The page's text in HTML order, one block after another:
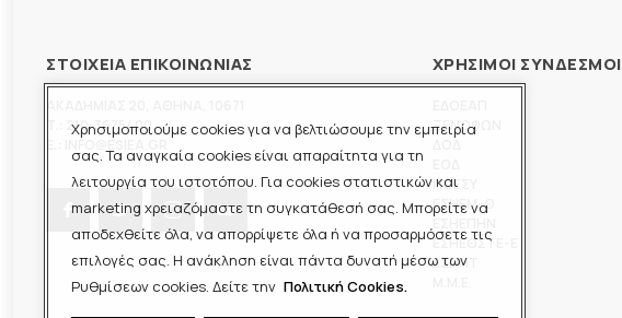
Χρησιμοποιούμε cookies για να βελτιώσουμε την εμπειρία
σας. Τα αναγκαία cookies είναι απαραίτητα για τη
λειτουργία του ιστοτόπου. Για cookies στατιστικών και
marketing χρειαζόμαστε τη συγκατάθεσή σας. Μπορείτε να
αποδεχθείτε όλα, να απορρίψετε όλα ή να προσαρμόσετε τις
επιλογές σας. Η ανάκληση είναι πάντα δυνατή μέσω των
Ρυθμίσεων cookies. Δείτε την Πολιτική Cookies.
ΣΤΟΙΧΕΙΑ ΕΠΙΚΟΙΝΩΝΙΑΣ
210-3675400
ΧΡΗΣΙΜΟΙ ΣΥΝΔΕΣΜΟΙ
ΞΕΝΟΦΩΝ
ΠΟΕΣΥ
ΕΣΗΕΜ-Θ
ΕΣΗΕΘΣΤΕ-Ε
ΕΣΠΗΤ